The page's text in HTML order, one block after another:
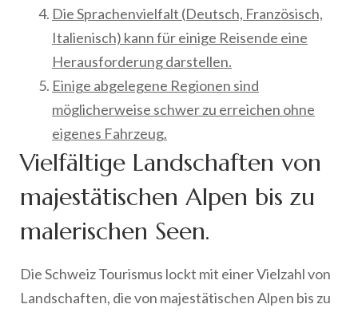
Die Sprachenvielfalt (Deutsch, Französisch,
Italienisch) kann für einige Reisende eine
Herausforderung darstellen.
Einige abgelegene Regionen sind
möglicherweise schwer zu erreichen ohne
eigenes Fahrzeug.
Vielfältige Landschaften von
majestätischen Alpen bis zu
malerischen Seen.
Die Schweiz Tourismus lockt mit einer Vielzahl von
Landschaften, die von majestätischen Alpen bis zu